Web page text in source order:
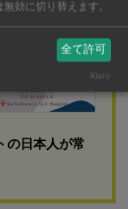
の日本人が常
効に切り替えます。
全て許可
Klaro